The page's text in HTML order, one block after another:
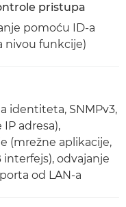
pristupa
pomoću ID-a
nivou funkcije)
identiteta, SNMPv3,
adresa),
(mrežne aplikacije,
odvajanje
od LAN-a